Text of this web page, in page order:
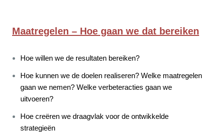
Maatregelen – Hoe gaan we dat bereiken
Hoe willen we de resultaten bereiken?
Hoe kunnen we de doelen realiseren? Welke maatregelen
gaan we nemen? Welke verbeteracties gaan we
uitvoeren?
Hoe creëren we draagvlak voor de ontwikkelde
strategieën